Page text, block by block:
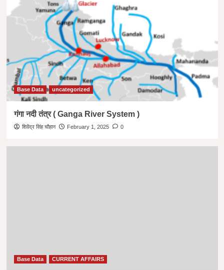
Base Data uncategorized
गंगा नदी तंत्र ( Ganga River System )
शिवेंद्र सिंह चौहान February 1, 2025 0
Base Data CURRENT AFFAIRS